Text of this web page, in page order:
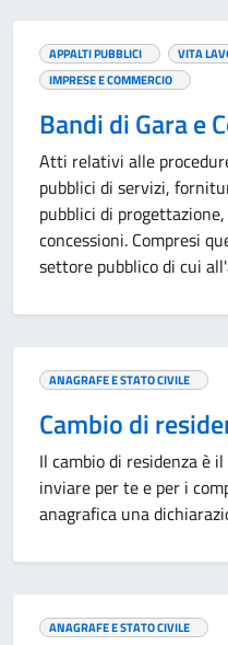
APPALTI PUBBLICI
VITA
IMPRESE E COMMERCIO
Bandi di Gara e
Atti relativi alle
pubblici di servizi,
pubblici di
concessioni. Compresi
settore pubblico di cui
ANAGRAFE E STATO CIVILE
Cambio di
Il cambio di residenza è
inviare per te e per i
anagrafica una
ANAGRAFE E STATO CIVILE